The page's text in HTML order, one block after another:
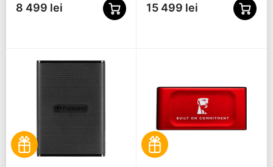
8 499 lei 15 499 lei